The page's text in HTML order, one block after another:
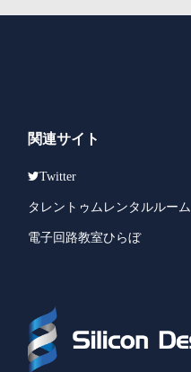
関連サイト
Twitter
タレントゥムレンタルルーム
電子回路教室ひらぼ